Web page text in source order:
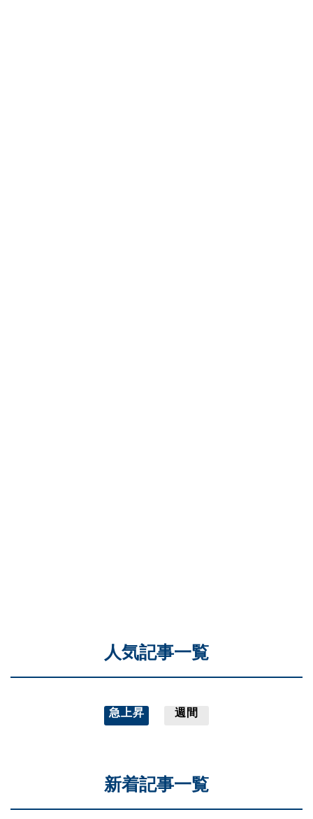
人気記事一覧
急上昇 週間
新着記事一覧